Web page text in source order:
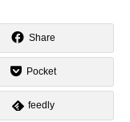
Share
Pocket
feedly